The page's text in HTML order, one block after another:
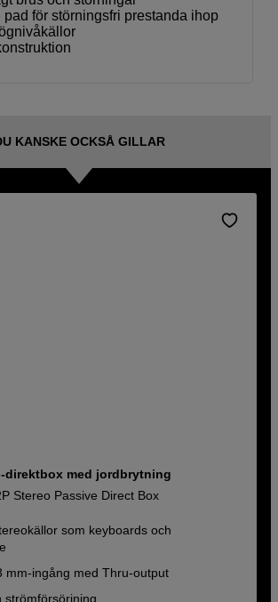
pad för störningsfri prestanda ihop
KANSKE OCKSÅ GILLAR
direktbox med jordbrytning
Stereo Passive Direct Box
som keyboards och
mm-ingång med Thru-output
strömförsörjning